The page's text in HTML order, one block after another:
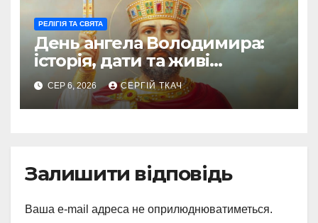
РЕЛІГІЯ ТА СВЯТА
День ангела Володимира:
історія, дати та живі
традиції святкування
СЕР 6, 2026 СЕРГІЙ ТКАЧ
Залишити відповідь
Ваша e-mail адреса не оприлюднюватиметься.